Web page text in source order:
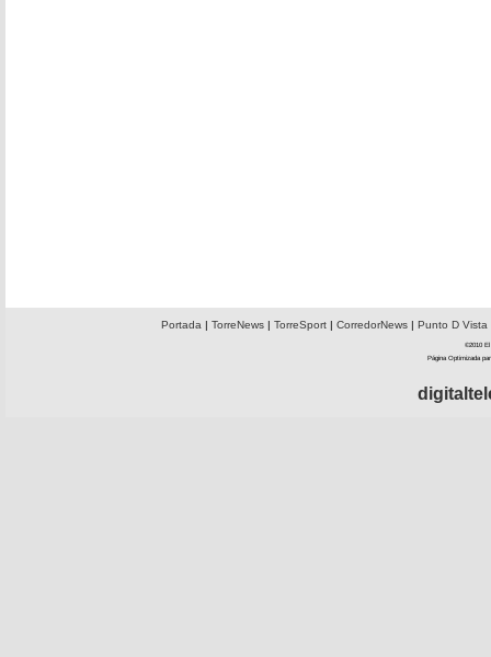
Portada | TorreNews| TorreSport| CorredorNews| Punto D Vista
©2010 El
Página Optimizada